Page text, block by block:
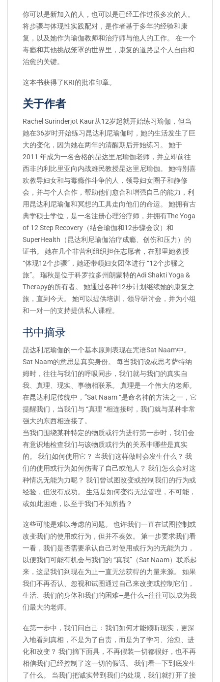
你可以是新加入的人，也可以是已经工作过很多次的人。
将步骤与体现性实践配对，是作者基于多年的经验和康
复，以及她作为瑜伽教师和治疗师与他人的工作。 在一个
毒瘾和其他挑战笼罩的世界里，康复的道路是个人自由和
治愈的关键。
这本书获得了KRI的批准印章。
关于作者
Rachel Surinderjot Kaur从12岁起就开始练习瑜伽，但当
她在36岁时开始练习昆达利尼瑜伽时，她的生活发生了巨
大的变化，因为她在两年的清醒期后开始练习。 她于
2011 年成为一名合格的昆达里尼瑜伽老师，并立即前往
西非的利比里亚向内战难民教授昆达里尼瑜伽。 她特别喜
欢教导妇女和与毒瘾作斗争的人，领导妇女圈子和静修
会，并与个人合作，帮助他们愈合和增强自己的能力，利
用昆达利尼瑜伽和冥想的工具走向他们的命运。 她拥有古
典学硕士学位，是一名注册心理治疗师，并拥有The Yoga
of 12 Step Recovery（结合瑜伽和12步骤会议）和
SuperHealth（昆达利尼瑜伽治疗成瘾、创伤和压力）的
证书。 她在几个非营利组织担任志愿者，在那里她教授
“体现12个步骤”，她还带领妇女团体进行 “12个步骤之
旅”。 瑞秋是位于科罗拉多州朗蒙特的Adi Shakti Yoga &
Therapy的所有者。 她通过各种12步计划继续她的康复之
旅，直到今天。 她可以提供培训，领导研讨会，并为小组
和一对一的支持提供私人课程。
书中摘录
昆达利尼瑜伽的一个基本原则表现在咒语Sat Naam中。
Sat Naam的意思是真实身份。 每当我们说或思考萨特纳
姆时，往往与我们的呼吸同步，我们就与我们的真实自
我、真理、现实、事物相联系。 真理是一个伟大的老师。
在昆达利尼传统中，”Sat Naam “是命名神的方法之一，它
提醒我们，当我们与 “真理 “相连接时，我们就与某种非常
强大的东西相连接了。
当我们围绕某种特定的物质或行为进行第一步时，我们会
有意识地检查我们与该物质或行为的关系中哪些是真实
的。 我们如何使用它？ 当我们这样做时会发生什么？ 我
们的使用或行为如何伤害了自己或他人？ 我们怎么会对这
种情况无能为力呢？ 我们曾试图改变或控制我们的行为或
经验，但没有成功。 生活是如何变得无法管理，不可能，
或如此困难，以至于我们不知所措？
这些可能是难以考虑的问题。 也许我们一直在试图控制或
改变我们的使用或行为，但并不奏效。 第一步要求我们看
一看，我们是否需要承认自己对使用或行为的无能为力，
以便我们可能有机会与我们的 “真我”（Sat Naam）联系起
来，这是我们到现在为止一直无法获得的力量来源。 如果
我们不再否认、忽视和试图通过自己来改变或控制它们，
生活、我们的身体和我们的困难–是什么–往往可以成为我
们最大的老师。
在第一步中，我们问自己：我们如何才能倾听现实，更深
入地看到真相，不是为了自责，而是为了学习、治愈、进
化和改变？ 我们摘下面具，不再假装一切都很好，也不再
相信我们已经控制了这一切的假话。 我们看一下到底发生
了什么。 当我们把诚实带到我们的处境，我们就打开了接